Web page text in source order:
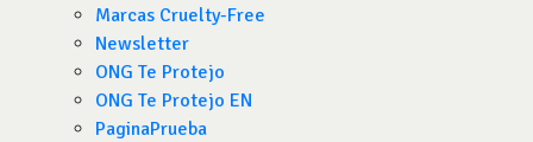
Marcas Cruelty-Free
Newsletter
ONG Te Protejo
ONG Te Protejo EN
PaginaPrueba